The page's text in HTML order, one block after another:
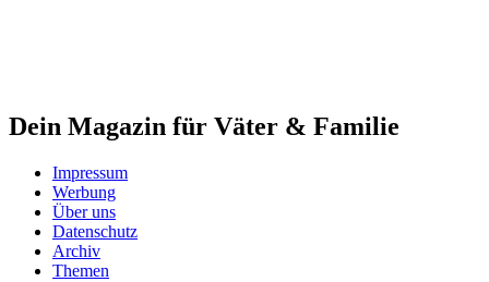
Dein Magazin für Väter & Familie
Impressum
Werbung
Über uns
Datenschutz
Archiv
Themen